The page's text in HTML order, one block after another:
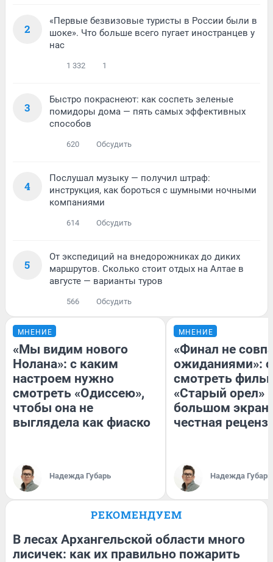
2
«Первые безвизовые туристы в России были в
шоке». Что больше всего пугает иностранцев у
нас
1 332 1
3
Быстро покраснеют: как соспеть зеленые
помидоры дома — пять самых эффективных
способов
620 Обсудить
4
Послушал музыку — получил штраф:
инструкция, как бороться с шумными ночными
компаниями
614 Обсудить
5
От экспедиций на внедорожниках до диких
маршрутов. Сколько стоит отдых на Алтае в
августе — варианты туров
566 Обсудить
МНЕНИЕ
«Мы видим нового
Нолана»: с каким
настроем нужно
смотреть «Одиссею»,
чтобы она не
выглядела как фиаско
Надежда Губарь
МНЕНИЕ
«Финал не
ожиданиями»:
смотреть
«Старый орел»
большом
честная
Надежда Губарь
РЕКОМЕНДУЕМ
В лесах Архангельской области много
лисичек: как их правильно пожарить